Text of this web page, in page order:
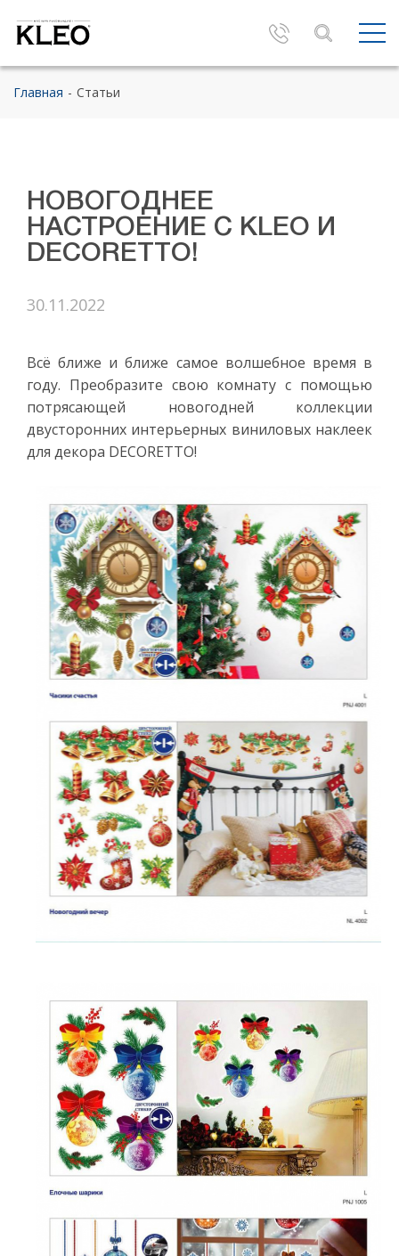
Главная Статьи
НОВОГОДНЕЕ
НАСТРОЕНИЕ С KLEO И
DECORETTO!
30.11.2022
Всё ближе и ближе самое волшебное время в
году. Преобразите свою комнату с помощью
потрясающей новогодней коллекции
двусторонних интерьерных виниловых наклеек
для декора DECORETTO!